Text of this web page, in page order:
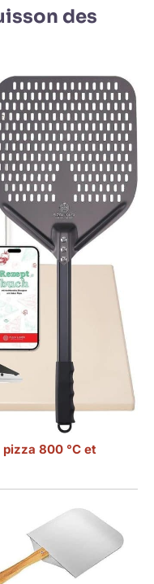
des
800 °C et